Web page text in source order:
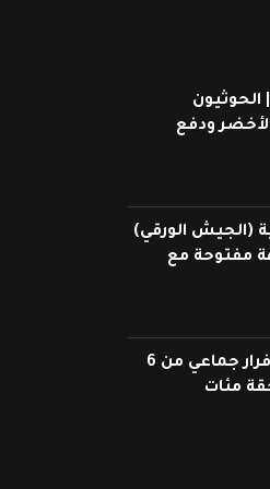
الحوثيون
ودفع
(الجيش الورقي)
مفتوحة مع
انهيار واسع في صفوف الحوثيين: فرار جماعي من 6
مئات